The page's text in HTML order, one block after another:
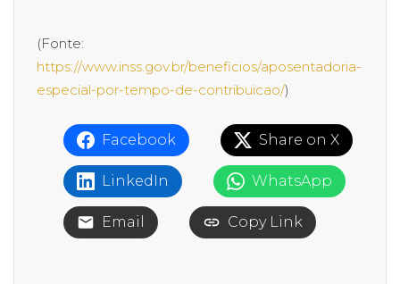
(Fonte:
https://www.inss.gov.br/beneficios/aposentadoria-
especial-por-tempo-de-contribuicao/)
Facebook Share on X
LinkedIn WhatsApp
Email Copy Link